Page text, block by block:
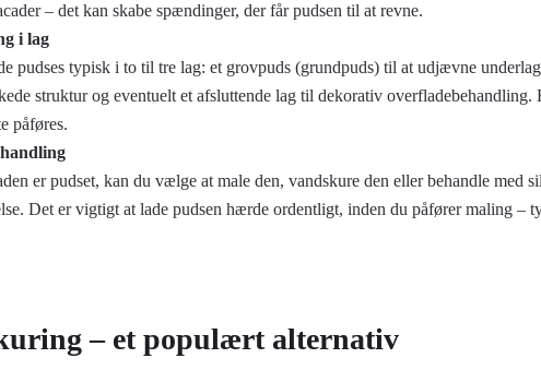
– det kan skabe spændinger, der får pudsen til at revne.
i lag
pudses typisk i to til tre lag: et grovpuds (grundpuds) til at udjævne
struktur og eventuelt et afsluttende lag til dekorativ
påføres.
er pudset, kan du vælge at male den, vandskure den eller behandle med
Det er vigtigt at lade pudsen hærde ordentligt, inden du påfører maling –
– et populært alternativ